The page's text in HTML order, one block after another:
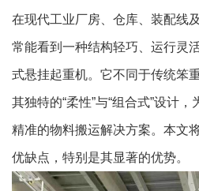
在现代工业厂房、仓库、装配线
常能看到一种结构轻巧、运行
式悬挂起重机。它不同于传统笨
其独特的“柔性”与“组合式”设计，
精准的物料搬运解决方案。本文
优缺点，特别是其显著的优势。